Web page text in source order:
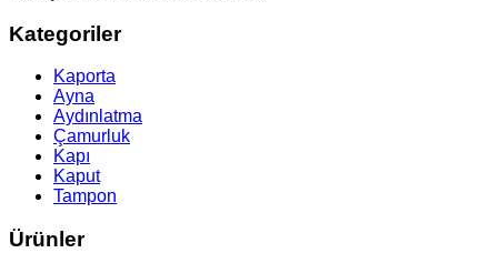
Kategoriler
Kaporta
Ayna
Aydınlatma
Çamurluk
Kapı
Kaput
Tampon
Ürünler